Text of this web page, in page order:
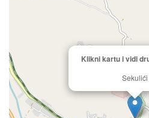
Klikni kartu i vidi
Sekulići